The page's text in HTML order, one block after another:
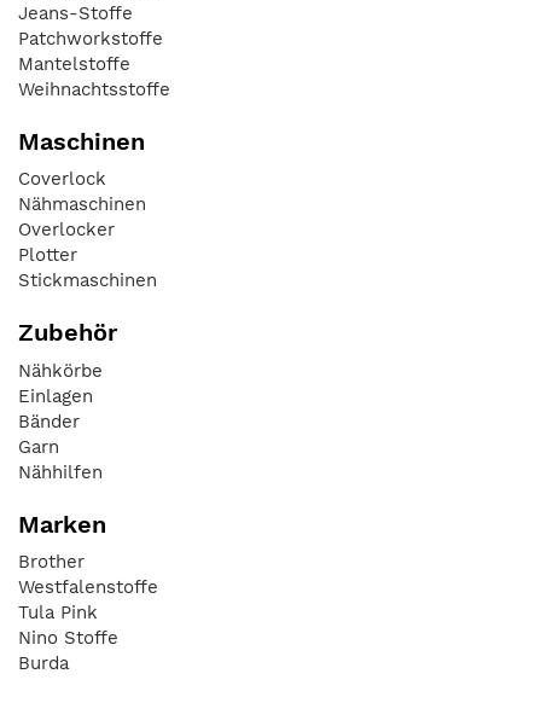
Jeans-Stoffe
Patchworkstoffe
Mantelstoffe
Weihnachtsstoffe
Maschinen
Coverlock
Nähmaschinen
Overlocker
Plotter
Stickmaschinen
Zubehör
Nähkörbe
Einlagen
Bänder
Garn
Nähhilfen
Marken
Brother
Westfalenstoffe
Tula Pink
Nino Stoffe
Burda